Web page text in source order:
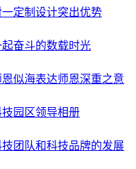
定制设计突出优势
奋斗的数载时光
似海表达师恩深重之意
园区领导相册
团队和科技品牌的发展